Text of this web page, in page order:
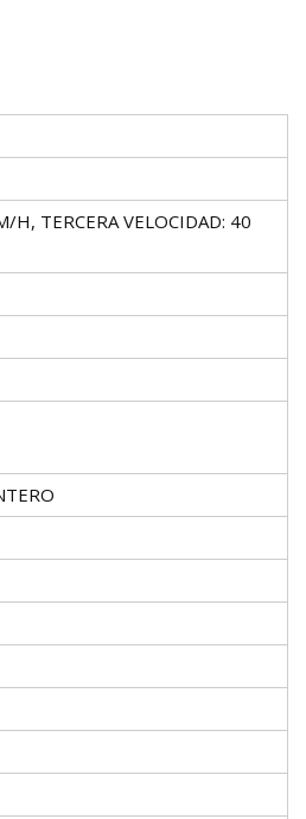
H, TERCERA VELOCIDAD: 40